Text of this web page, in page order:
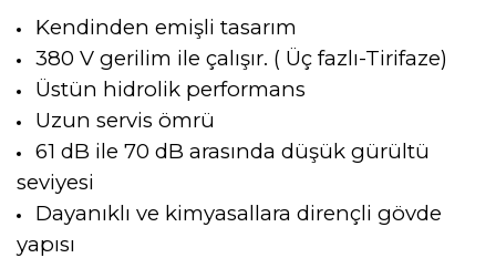
Kendinden emişli tasarım
380 V gerilim ile çalışır. ( Üç fazlı-Tirifaze)
Üstün hidrolik performans
Uzun servis ömrü
61 dB ile 70 dB arasında düşük gürültü
seviyesi
Dayanıklı ve kimyasallara dirençli gövde
yapısı